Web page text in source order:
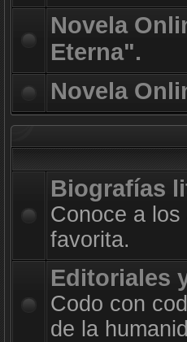
Novela
Eterna".
Novela
Biografías
Conoce a
favorita.
Editoriales
Codo con
de la